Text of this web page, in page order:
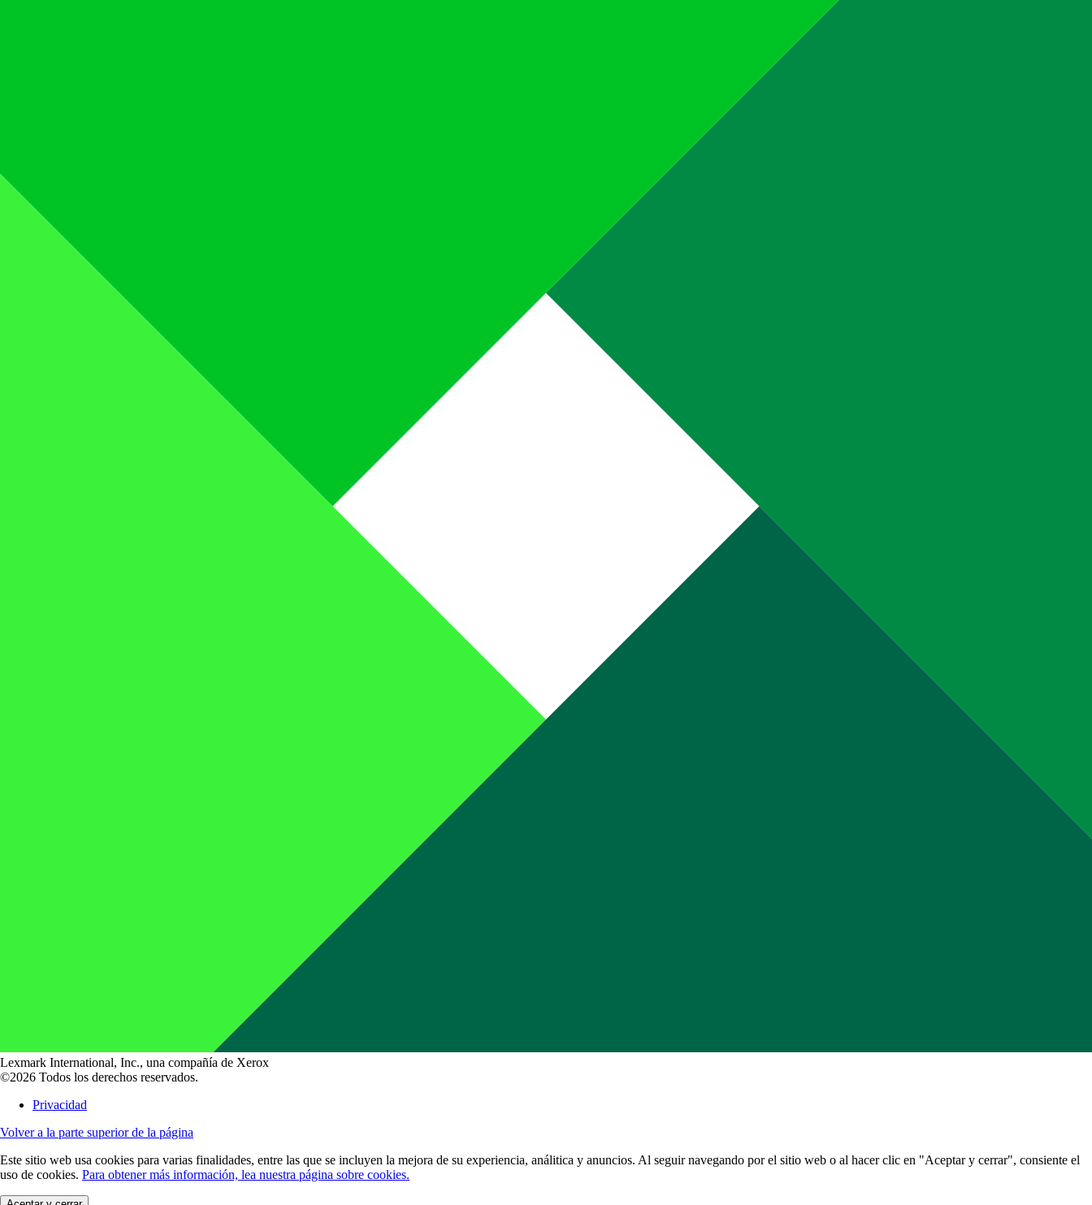
Lexmark International, Inc., una compañía de Xerox
©2026 Todos los derechos reservados.
Privacidad
Volver a la parte superior de la página
Este sitio web usa cookies para varias finalidades, entre las que se incluyen la mejora de su experiencia, análitica y anuncios. Al seguir navegando por el sitio web o al hacer clic en "Aceptar y cerrar", consiente el
uso de cookies. Para obtener más información, lea nuestra página sobre cookies.